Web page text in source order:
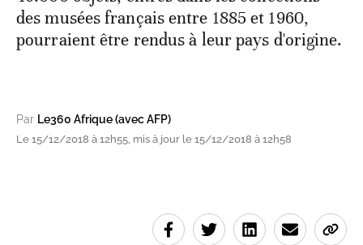
des musées français entre 1885 et 1960,
pourraient être rendus à leur pays d'origine.
Par Le360 Afrique (avec AFP)
Le 15/12/2018 à 12h55, mis à jour le 15/12/2018 à 12h58